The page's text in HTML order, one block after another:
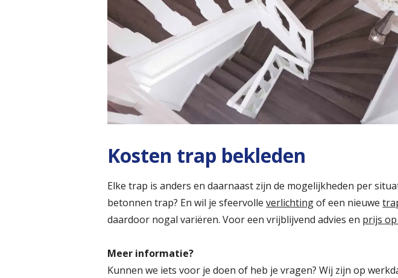
Kosten trap bekleden
Elke trap is anders en daarnaast zijn de mogelijkheden per
betonnen trap? En wil je sfeervolleverlichtingof een nieuwe
daardoor nogal variëren. Voor een vrijblijvend advies en prijs
Meer informatie?
Kunnen we iets voor je doen of heb je vragen? Wij zijn op